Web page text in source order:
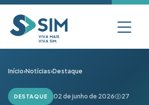
Início›Notícias›Destaque
DESTAQUE 02 de junho de 2026 27